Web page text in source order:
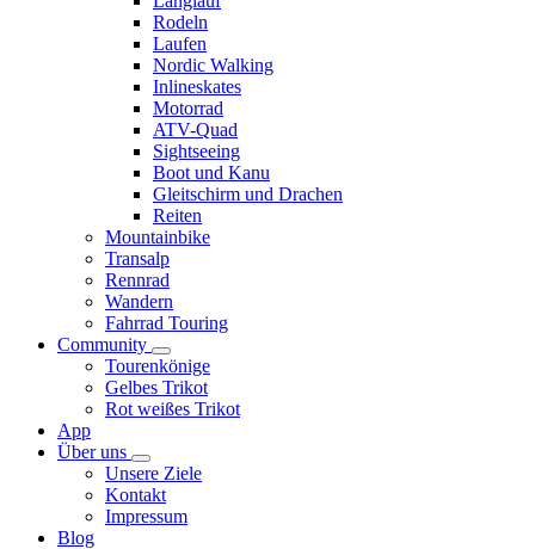
Rodeln
Laufen
Nordic Walking
Inlineskates
Motorrad
ATV-Quad
Sightseeing
Boot und Kanu
Gleitschirm und Drachen
Reiten
Mountainbike
Transalp
Rennrad
Wandern
Fahrrad Touring
Community
Tourenkönige
Gelbes Trikot
Rot weißes Trikot
App
Über uns
Unsere Ziele
Kontakt
Impressum
Blog